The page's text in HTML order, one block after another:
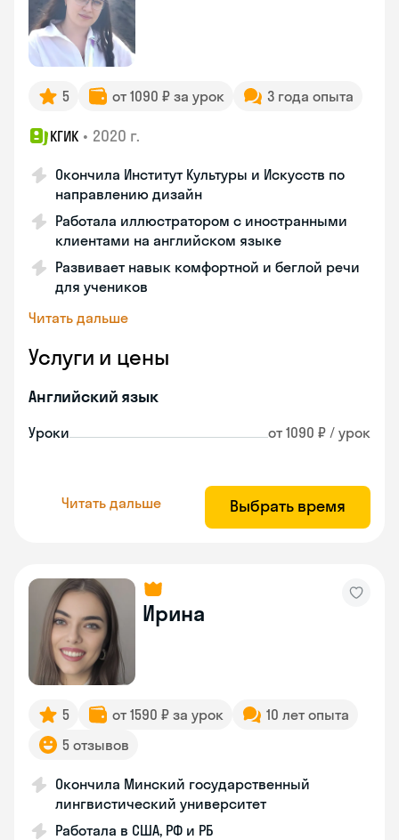
5 от 1090 ₽ за урок 3 года опыта
КГИК • 2020 г.
Окончила Институт Культуры и Искусств по
направлению дизайн
Работала иллюстратором с иностранными
клиентами на английском языке
Развивает навык комфортной и беглой речи
для учеников
Читать дальше
Услуги и цены
Английский язык
Уроки от 1090 ₽ / урок
Читать дальше Выбрать время
Ирина
5 от 1590 ₽ за урок
10 лет опыта
5 отзывов
Окончила Минский государственный
лингвистический университет
Работала в США, РФ и РБ